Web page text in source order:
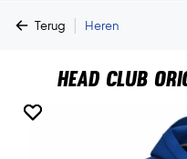
Terug | Heren
Head Club